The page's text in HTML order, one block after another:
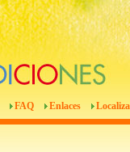
FAQ Enlaces